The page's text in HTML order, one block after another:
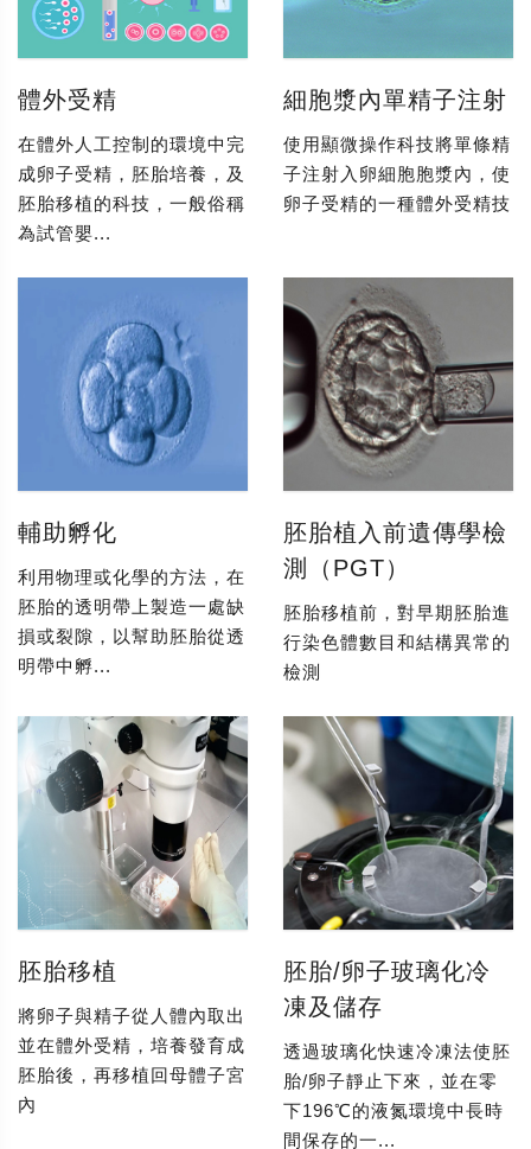
體外受精
在體外人工控制的環境中完
成卵子受精，胚胎培養，及
胚胎移植的科技，一般俗稱
為試管嬰...
細胞漿內單精子注射
使用顯微操作科技將單條精
子注射入卵細胞胞漿內，使
卵子受精的一種體外受精技
輔助孵化
利用物理或化學的方法，在
胚胎的透明帶上製造一處缺
損或裂隙，以幫助胚胎從透
明帶中孵...
胚胎植入前遺傳學檢
測（PGT）
胚胎移植前，對早期胚胎進
行染色體數目和結構異常的
檢測
胚胎移植
將卵子與精子從人體內取出
並在體外受精，培養發育成
胚胎後，再移植回母體子宮
內
胚胎/卵子玻璃化冷
凍及儲存
透過玻璃化快速冷凍法使胚
胎/卵子靜止下來，並在零
下196℃的液氮環境中長時
間保存的一...